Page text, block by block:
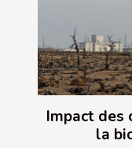
Impact des
la